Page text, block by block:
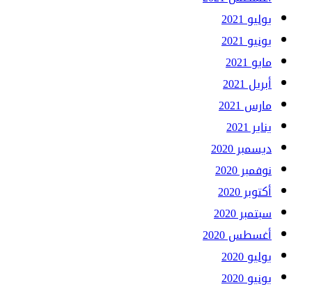
يوليو 2021
يونيو 2021
مايو 2021
أبريل 2021
مارس 2021
يناير 2021
ديسمبر 2020
نوفمبر 2020
أكتوبر 2020
سبتمبر 2020
أغسطس 2020
يوليو 2020
يونيو 2020